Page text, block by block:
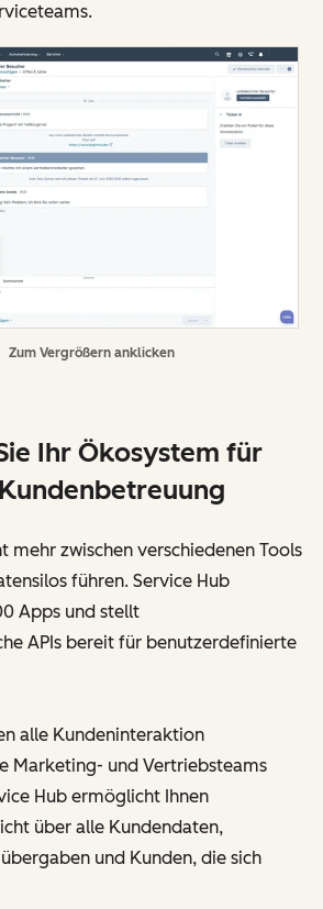
Zum Vergrößern anklicken
Ihr Ökosystem für
mehr zwischen verschiedenen Tools
führen. Service Hub
Apps und stellt
APIs bereit für benutzerdefinierte
alle Kundeninteraktion
Marketing- und Vertriebsteams
Hub ermöglicht Ihnen
über alle Kundendaten,
und Kunden, die sich